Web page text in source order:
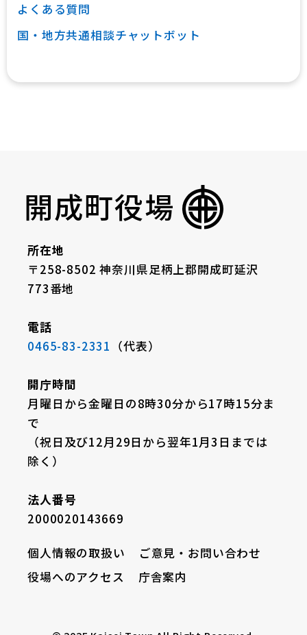
よくある質問
国・地方共通相談チャットボット
開成町役場
所在地
〒258-8502 神奈川県足柄上郡開成町延沢
773番地
電話
0465-83-2331 （代表）
開庁時間
月曜日から金曜日の8時30分から17時15分ま
で
（祝日及び12月29日から翌年1月3日までは
除く）
法人番号
2000020143669
個人情報の取扱い
ご意見・お問い合わせ
役場へのアクセス
庁舎案内